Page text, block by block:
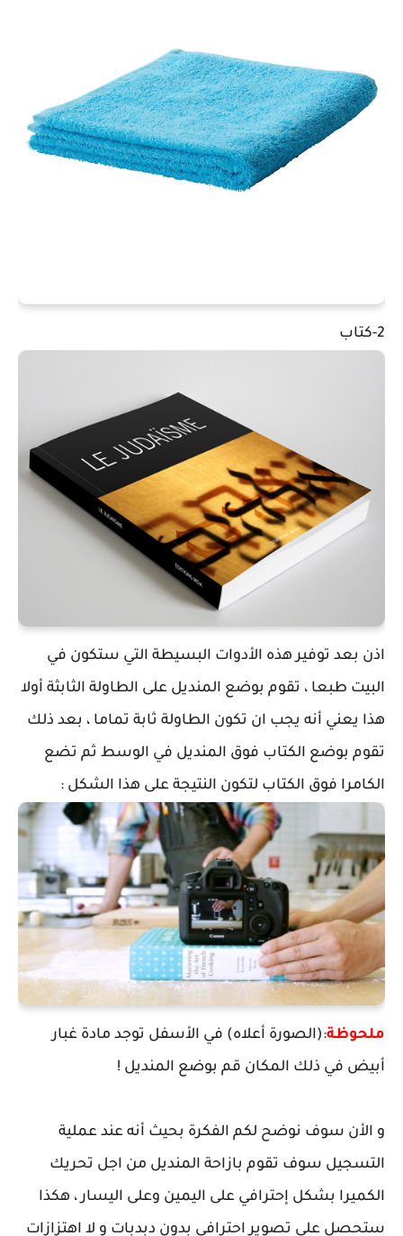
2-كتاب
اذن بعد توفير هذه الأدوات البسيطة التي ستكون في
البيت طبعا ، تقوم بوضع المنديل على الطاولة الثابثة أولا
هذا يعني أنه يجب ان تكون الطاولة ثابة تماما ، بعد ذلك
تقوم بوضع الكتاب فوق المنديل في الوسط ثم تضع
الكامرا فوق الكتاب لتكون النتيجة على هذا الشكل :
ملحوظة:(الصورة أعلاه) في الأسفل توجد مادة غبار
أبيض في ذلك المكان قم بوضع المنديل !
و الأن سوف نوضح لكم الفكرة بحيث أنه عند عملية
التسجيل سوف تقوم بازاحة المنديل من اجل تحريك
الكميرا بشكل إحترافي على اليمين وعلى اليسار ، هكذا
ستحصل على تصوير احترافي بدون دبدبات و لا اهتزازات